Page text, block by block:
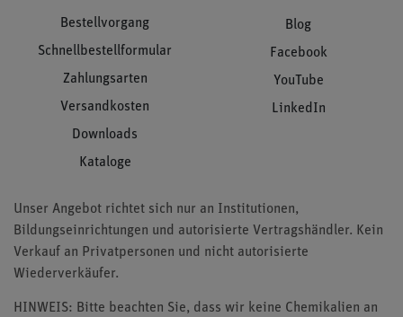
Bestellvorgang
Schnellbestellformular
Zahlungsarten
Versandkosten
Downloads
Kataloge
Blog
Facebook
YouTube
LinkedIn
Unser Angebot richtet sich nur an Institutionen,
Bildungseinrichtungen und autorisierte Vertragshändler. Kein
Verkauf an Privatpersonen und nicht autorisierte
Wiederverkäufer.
HINWEIS: Bitte beachten Sie, dass wir keine Chemikalien an